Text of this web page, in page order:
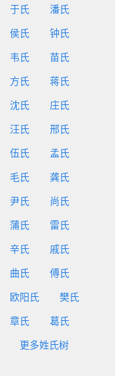
于氏 潘氏
侯氏 钟氏
韦氏 苗氏
方氏 蒋氏
沈氏 庄氏
汪氏 邢氏
伍氏 孟氏
毛氏 龚氏
尹氏 尚氏
蒲氏 雷氏
辛氏 戚氏
曲氏 傅氏
欧阳氏 樊氏
章氏 葛氏
更多姓氏树